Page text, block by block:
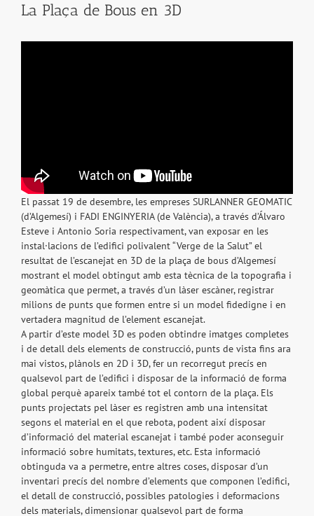
La Plaça de Bous en 3D
El passat 19 de desembre, les empreses SURLANNER GEOMATIC
(d’Algemesí) i FADI ENGINYERIA (de València), a través d’Álvaro
Esteve i Antonio Soria respectivament, van exposar en les
instal·lacions de l’edifici polivalent “Verge de la Salut” el
resultat de l’escanejat en 3D de la plaça de bous d’Algemesí
mostrant el model obtingut amb esta tècnica de la topografia i
geomàtica que permet, a través d’un làser escàner, registrar
milions de punts que formen entre si un model fidedigne i en
vertadera magnitud de l’element escanejat.
A partir d’este model 3D es poden obtindre imatges completes
i de detall dels elements de construcció, punts de vista fins ara
mai vistos, plànols en 2D i 3D, fer un recorregut precís en
qualsevol part de l’edifici i disposar de la informació de forma
global perquè apareix també tot el contorn de la plaça. Els
punts projectats pel làser es registren amb una intensitat
segons el material en el que rebota, podent així disposar
d’informació del material escanejat i també poder aconseguir
informació sobre humitats, textures, etc. Esta informació
obtinguda va a permetre, entre altres coses, disposar d’un
inventari precís del nombre d’elements que componen l’edifici,
el detall de construcció, possibles patologies i deformacions
dels materials, dimensionar qualsevol part de forma